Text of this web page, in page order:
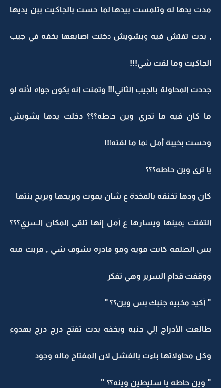
مدت يدها له وتلمست بيدها لما حست بالجاكيت بين يديها
, بدت تفتش فيه وبشويش دخلت اصابعها بخفه في جيب
الجاكيت وما لقت شي!!!
جددت المحاولة بالجيب الثاني!!! وتمنت انه يكون جواه لأنه لو
ما كان فيه ما تدري وين حاطه؟؟؟ دخلت يدها بشويش
وحست بخيبة أمل لما ما لقته!!!
يا ترى وين حاطه؟؟؟
كان ودها تخنقه بالمخدة ع شان يموت ويريحها ويريح بنتها
التفتت يمينها ويسارها ع أمل إنها تلقى المكان السري؟؟؟
بس الظلمة كانت قويه ومو قادرة تشوف شي , قربت منه
ووقفت قدام السرير وهي تفكر
" أكيد مخبيه جنبك بس وين؟؟ "
طالعت الأدراج إلي جنبه وبخفه بدت تفتح درج درج بهدوء
وكل محاولاتها باءت بالفشل لان المفتاح ماله وجود
" وين حاطه يا سليطين وينه؟؟ "